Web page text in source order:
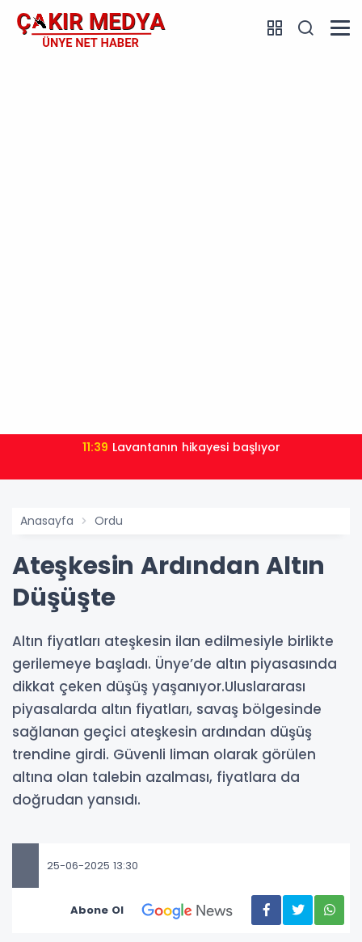
11:39 Lavantanın hikayesi başlıyor
Anasayfa Ordu
Ateşkesin Ardından Altın
Düşüşte
Altın fiyatları ateşkesin ilan edilmesiyle birlikte
gerilemeye başladı. Ünye’de altın piyasasında
dikkat çeken düşüş yaşanıyor.Uluslararası
piyasalarda altın fiyatları, savaş bölgesinde
sağlanan geçici ateşkesin ardından düşüş
trendine girdi. Güvenli liman olarak görülen
altına olan talebin azalması, fiyatlara da
doğrudan yansıdı.
25-06-2025 13:30
Abone Ol